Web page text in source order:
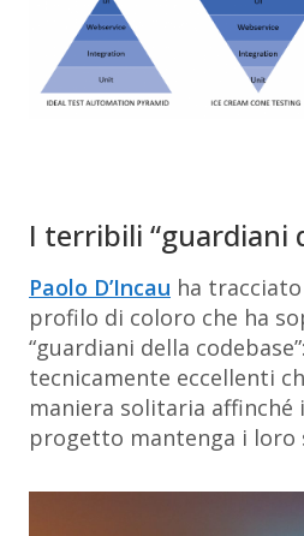
I terribili “guardiani
Paolo D’Incau ha
profilo di coloro che ha
“guardiani della
tecnicamente eccellenti
maniera solitaria affinché
progetto mantenga i loro